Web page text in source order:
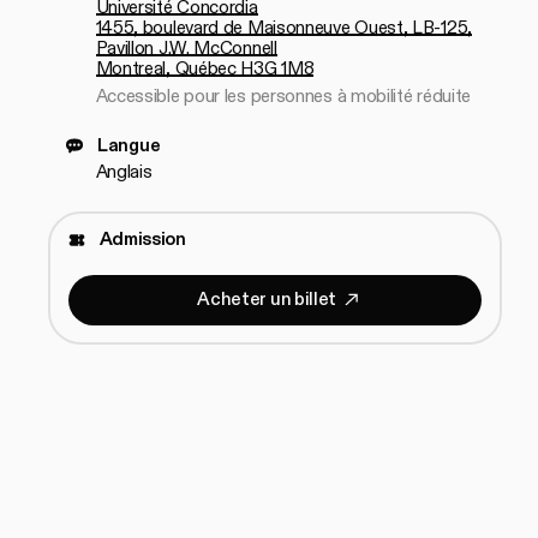
Université Concordia
1455, boulevard de Maisonneuve Ouest, LB-125,
Pavillon J.W. McConnell
Montreal, Québec H3G 1M8
Accessible pour les personnes à mobilité réduite
Langue
Anglais
Admission
Acheter un billet
Acheter un billet
Acheterunbillet